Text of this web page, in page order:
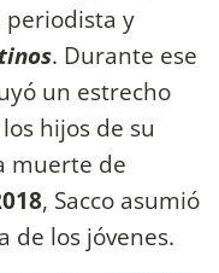
periodista y
. Durante ese
un estrecho
los hijos de su
muerte de
, Sacco asumió
de los jóvenes.